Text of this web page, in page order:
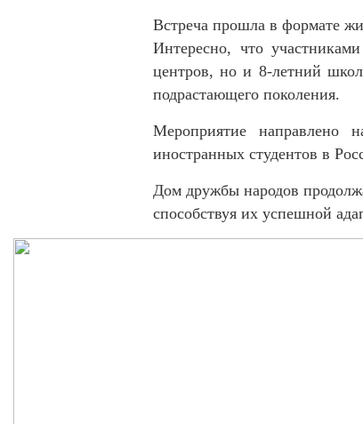
Встреча прошла в формате
Интересно, что
центров, но и 8-летний
подрастающего поколения.
Мероприятие направлено
иностранных студентов в
Дом дружбы народов
способствуя их успешной